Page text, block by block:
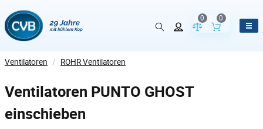
Vergleich der
0
Inhalt des
0
Ventilatoren / ROHR Ventilatoren
Ventilatoren PUNTO GHOST
einschieben